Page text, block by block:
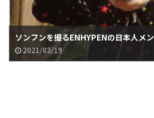
ソンフンを撮るENHYPENの日本人メ
2021/03/19